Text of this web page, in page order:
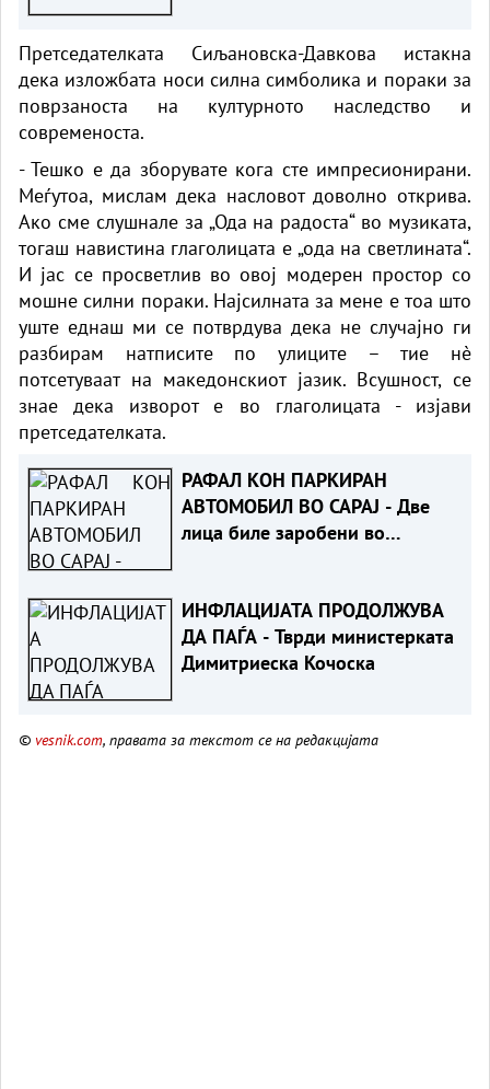
Претседателката Сиљановска-Давкова истакна
дека изложбата носи силна симболика и пораки за
поврзаноста на културното наследство и
современоста.
- Тешко е да зборувате кога сте импресионирани.
Меѓутоа, мислам дека насловот доволно открива.
Ако сме слушнале за „Ода на радоста“ во музиката,
тогаш навистина глаголицата е „ода на светлината“.
И јас се просветлив во овој модерен простор со
мошне силни пораки. Најсилната за мене е тоа што
уште еднаш ми се потврдува дека не случајно ги
разбирам натписите по улиците – тие нè
потсетуваат на македонскиот јазик. Всушност, се
знае дека изворот е во глаголицата - изјави
претседателката.
РАФАЛ КОН ПАРКИРАН
АВТОМОБИЛ ВО САРАЈ - Две
лица биле заробени во
ИНФЛАЦИЈАТА ПРОДОЛЖУВА
ДА ПАЃА - Тврди министерката
Димитриеска Кочоска
© vesnik.com, правата за текстот се на редакцијата